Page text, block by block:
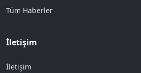
Tüm Haberler
İletişim
İletişim